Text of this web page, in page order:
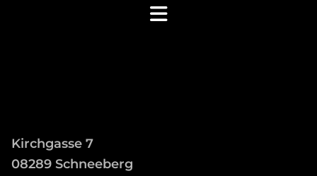
Kirchgasse 7
08289 Schneeberg